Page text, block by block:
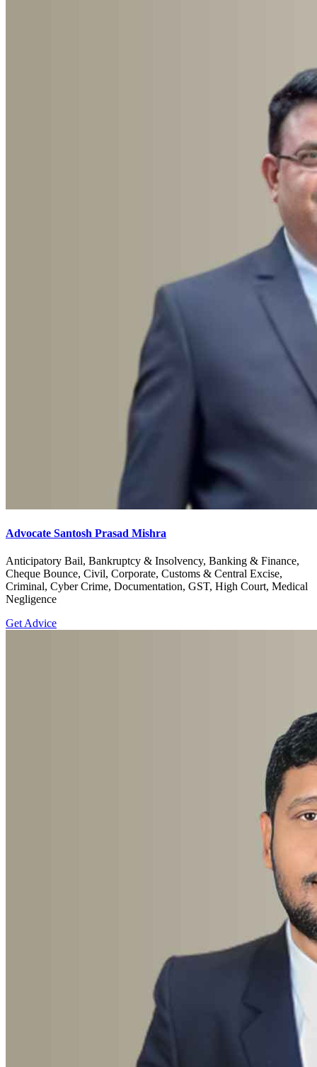
Advocate Santosh Prasad Mishra
Anticipatory Bail, Bankruptcy & Insolvency, Banking & Finance,
Cheque Bounce, Civil, Corporate, Customs & Central Excise,
Criminal, Cyber Crime, Documentation, GST, High Court, Medical
Negligence
Get Advice